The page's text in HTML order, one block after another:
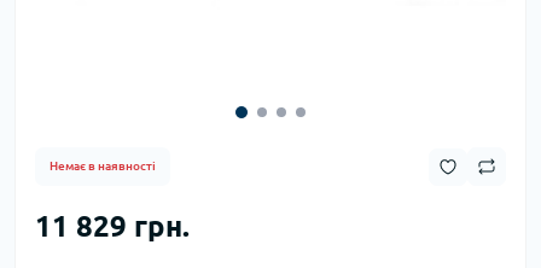
Немає в наявності
11 829 грн.